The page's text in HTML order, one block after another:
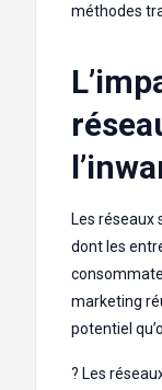
méthodes
Les
dont les
marketing
potentiel
? Les